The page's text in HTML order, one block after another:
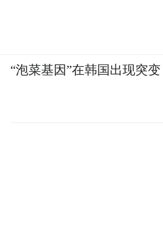
“泡菜基因”在韩国出现突变